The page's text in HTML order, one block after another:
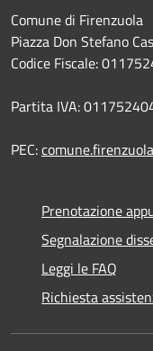
Comune di Firenzuola
Piazza Don Stefano
Codice Fiscale:
Partita IVA:
PEC:
Prenotazione
Segnalazione
Leggi le FAQ
Richiesta